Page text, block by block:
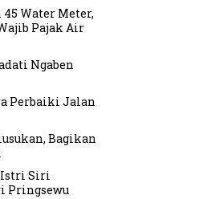
Water Meter,
Pajak Air
Ngaben
Perbaiki Jalan
Bagikan
Istri Siri
Pringsewu